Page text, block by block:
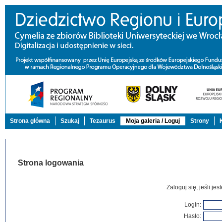
Strona główna Szukaj Tezaurus Moja galeria / Loguj Strony
Strona logowania
Zaloguj się, jeśli
Login:
Hasło: